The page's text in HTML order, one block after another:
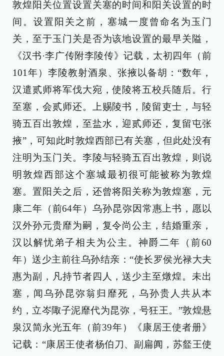
敦煌阳关位置设置关塞的时间和阳关设置的时
间。设置阳关之前，塞城一度曾命名为玉门
关，至于玉门关是否为该地设置的最早关隘，
《汉书·李广传附李陵传》记载，太初四年（前
101年）李陵教射酒泉、张掖以备胡：“数年，
汉遣贰师将军伐大宛，使陵将五校兵随后。行
至塞，会贰师还。上赐陵书，陵留吏士，与轻
骑五百出敦煌，至盐水，迎贰师还，复留屯张
掖”，可知此时敦煌西部已有关塞，但此处没有
注明为玉门关。李陵与轻骑五百出敦煌，则说
明敦煌西部这个塞城最初很可能被称为敦煌
塞。置阳关之后，还曾将阳关称为敦煌塞，元
康二年（前64年）乌孙昆弥因常惠上书，愿以
汉外孙元贵靡为嗣，复令尚公主，结婚重亲，
汉以解忧弟子相夫为公主。神爵二年（前60
年）送少主前往乌孙结亲：“使长罗侯光禄大夫
惠为副，凡持节者四人，送少主至燉煌。未出
塞，闻乌孙昆弥翁归靡死，乌孙贵人共从本
约，立岑陬子泥靡代为昆弥，号狂王。”敦煌悬
泉汉简永光五年（前39年）《康居王使者册》
记载：“康居王使者杨伯刀、副扁阗，苏韰王使